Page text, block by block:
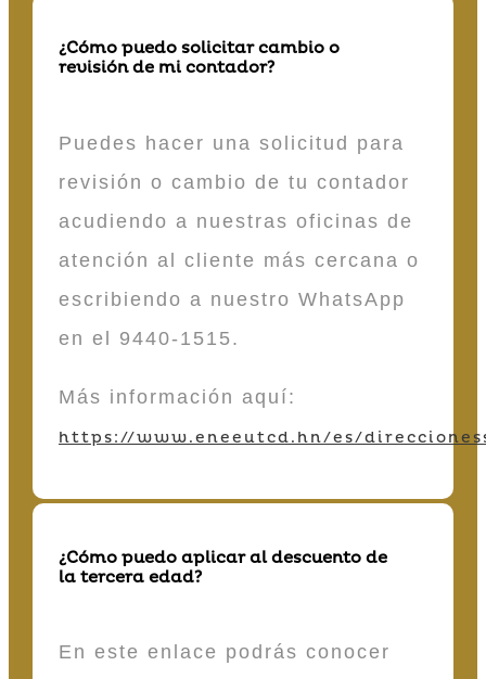
¿Cómo puedo solicitar cambio o
revisión de mi contador?
Puedes hacer una solicitud para
revisión o cambio de tu contador
acudiendo a nuestras oficinas de
atención al cliente más cercana o
escribiendo a nuestro WhatsApp
en el 9440-1515.
Más información aquí:
https://www.eneeutcd.hn/es/
¿Cómo puedo aplicar al descuento de
la tercera edad?
En este enlace podrás conocer